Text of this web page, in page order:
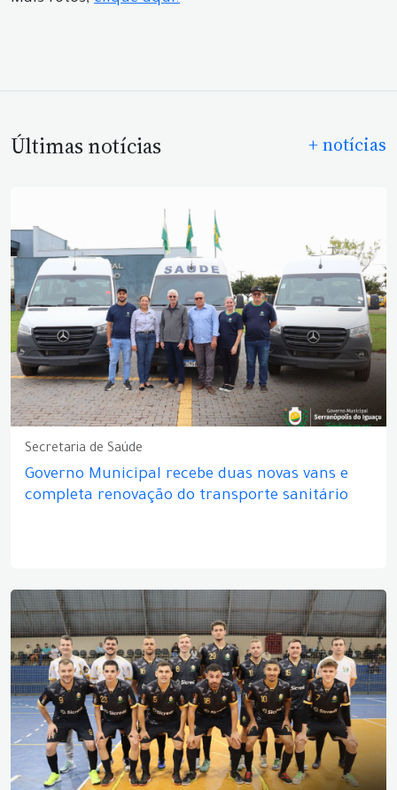
Últimas notícias + notícias
Secretaria de Saúde
Governo Municipal recebe duas novas vans e
completa renovação do transporte sanitário